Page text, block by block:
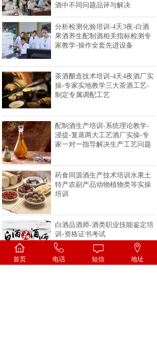
酒中不同问题品评与解决
分析检测化验培训-4天3夜-白酒
果酒养生配制酒相关指标检测专
家教学-操作全套先进设备
茶酒酿造技术培训-4天4夜酒厂实
操-专家实地教学三大茶酒工艺-
制定专属调配工艺
配制酒生产培训-系统理论教学-
浸提-复蒸两大工艺酒厂实操-专
家一对一指导解决生产工艺问题
药食同源酒生产技术培训水果土
特产农副产品动物植物类等实操
培训
白酒品酒师-酒类职业技能鉴定培
训-资格证书考试
首页 电话 短信 地址